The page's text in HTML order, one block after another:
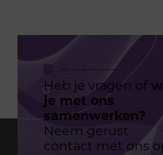
Heb je vragen of
je met ons
samenwerken?
Neem gerust
contact met ons